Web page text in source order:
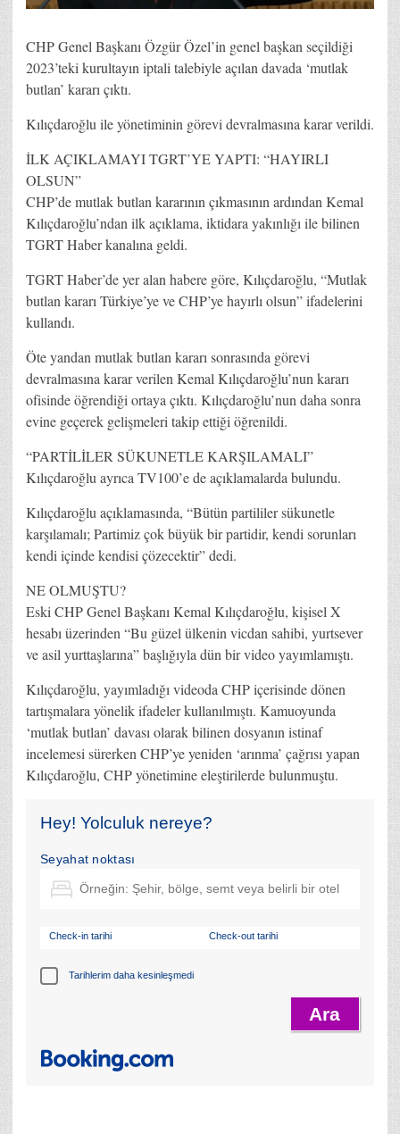
CHP Genel Başkanı Özgür Özel’in genel başkan seçildiği
2023’teki kurultayın iptali talebiyle açılan davada ‘mutlak
butlan’ kararı çıktı.
Kılıçdaroğlu ile yönetiminin görevi devralmasına karar verildi.
İLK AÇIKLAMAYI TGRT’YE YAPTI: “HAYIRLI
OLSUN”
CHP’de mutlak butlan kararının çıkmasının ardından Kemal
Kılıçdaroğlu’ndan ilk açıklama, iktidara yakınlığı ile bilinen
TGRT Haber kanalına geldi.
TGRT Haber’de yer alan habere göre, Kılıçdaroğlu, “Mutlak
butlan kararı Türkiye’ye ve CHP’ye hayırlı olsun” ifadelerini
kullandı.
Öte yandan mutlak butlan kararı sonrasında görevi
devralmasına karar verilen Kemal Kılıçdaroğlu’nun kararı
ofisinde öğrendiği ortaya çıktı. Kılıçdaroğlu’nun daha sonra
evine geçerek gelişmeleri takip ettiği öğrenildi.
“PARTİLİLER SÜKUNETLE KARŞILAMALI”
Kılıçdaroğlu ayrıca TV100’e de açıklamalarda bulundu.
Kılıçdaroğlu açıklamasında, “Bütün partililer sükunetle
karşılamalı; Partimiz çok büyük bir partidir, kendi sorunları
kendi içinde kendisi çözecektir” dedi.
NE OLMUŞTU?
Eski CHP Genel Başkanı Kemal Kılıçdaroğlu, kişisel X
hesabı üzerinden “Bu güzel ülkenin vicdan sahibi, yurtsever
ve asil yurttaşlarına” başlığıyla dün bir video yayımlamıştı.
Kılıçdaroğlu, yayımladığı videoda CHP içerisinde dönen
tartışmalara yönelik ifadeler kullanılmıştı. Kamuoyunda
‘mutlak butlan’ davası olarak bilinen dosyanın istinaf
incelemesi sürerken CHP’ye yeniden ‘arınma’ çağrısı yapan
Kılıçdaroğlu, CHP yönetimine eleştirilerde bulunmuştu.
Hey! Yolculuk nereye?
Seyahat noktası
Check-in tarihi Check-out tarihi
Tarihlerim daha kesinleşmedi